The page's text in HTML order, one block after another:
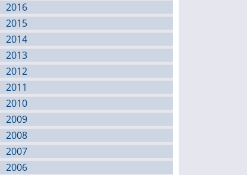
2016
2015
2014
2013
2012
2011
2010
2009
2008
2007
2006